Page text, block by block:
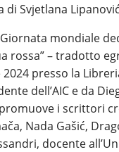
di Svjetlana Lipanović
mondiale
rossa” – tradotto
presso la
dell’AIC e da
i scrittori
Nada Gašić,
docente